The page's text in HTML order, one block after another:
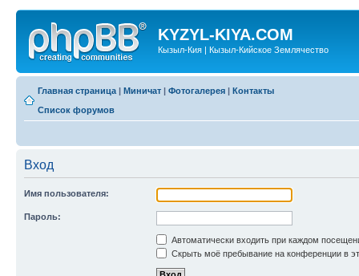
KYZYL-KIYA.COM
Кызыл-Кия | Кызыл-Кийское Землячество
Главная страница | Миничат | Фотогалерея | Контакты
Список форумов
Вход
Имя пользователя:
Пароль:
Автоматически входить при каждом
Скрыть моё пребывание на конференции в